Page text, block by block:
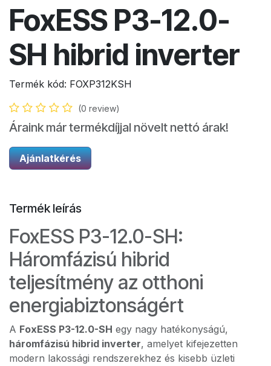
FoxESS P3-12.0-
SH hibrid inverter
Termék kód: FOXP312KSH
(0 review)
Áraink már termékdíjjal növelt nettó árak!
Ajánlatkérés
Termék leírás
FoxESS P3-12.0-SH:
Háromfázisú hibrid
teljesítmény az otthoni
energiabiztonságért
A FoxESS P3-12.0-SH egy nagy hatékonyságú,
háromfázisú hibrid inverter, amelyet kifejezetten
modern lakossági rendszerekhez és kisebb üzleti